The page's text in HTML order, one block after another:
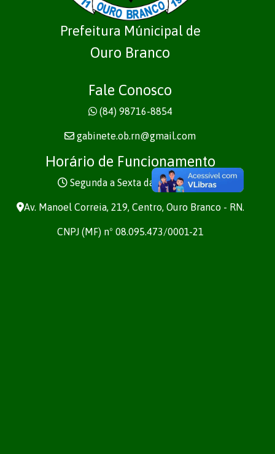
Prefeitura Múnicipal de
Ouro Branco
Fale Conosco
(84) 98716-8854
gabinete.ob.rn@gmail.com
Horário de Funcionamento
Segunda a Sexta das 7h às 13h
Av. Manoel Correia, 219, Centro, Ouro Branco - RN.
CNPJ (MF) nº 08.095.473/0001-21